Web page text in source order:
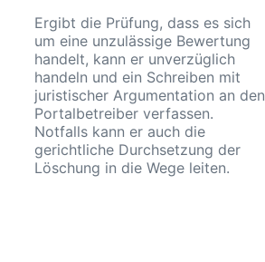
Ergibt die Prüfung, dass es sich
um eine unzulässige Bewertung
handelt, kann er unverzüglich
handeln und ein Schreiben mit
juristischer Argumentation an den
Portalbetreiber verfassen.
Notfalls kann er auch die
gerichtliche Durchsetzung der
Löschung in die Wege leiten.